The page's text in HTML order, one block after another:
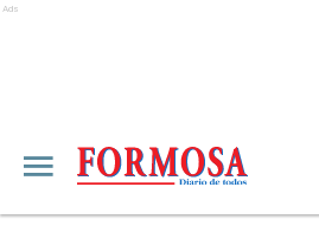
Ads